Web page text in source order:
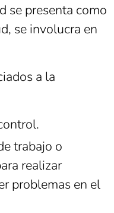
se presenta como
se involucra en
a la
trabajo o
realizar
problemas en el